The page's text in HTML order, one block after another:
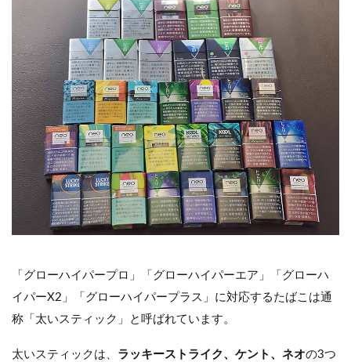
「グローハイパープロ」「グローハイパーエア」「グローハ
イパーX2」「グローハイパープラス」に対応するたばこは通
称「太いスティック」と呼ばれています。
太いスティックは、 ラッキーストライク、ケント、ネオの3つ